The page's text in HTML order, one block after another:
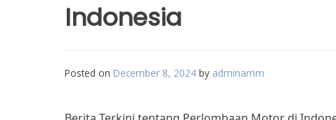
Indonesia
Posted on December 8, 2024 by adminamm